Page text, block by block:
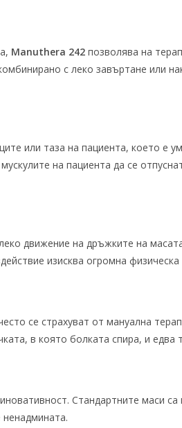
Manuthera 242 позволява на
с леко завъртане или
или таза на пациента, което е
на пациента да се
движение на дръжките на
изисква огромна
се страхуват от мануална
в която болката спира, и едва
Стандартните маси
ненадмината.